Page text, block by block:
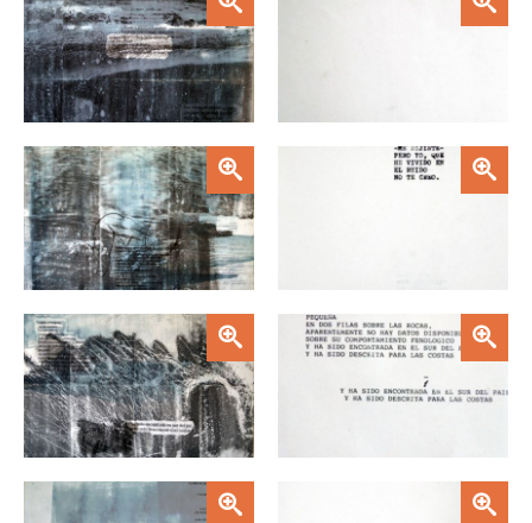
Zoom
Zoom Zoom
Zoom